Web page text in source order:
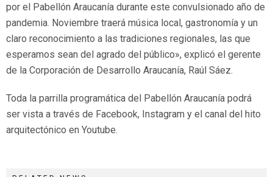
por el Pabellón Araucanía durante este convulsionado año de
pandemia. Noviembre traerá música local, gastronomía y un
claro reconocimiento a las tradiciones regionales, las que
esperamos sean del agrado del público», explicó el gerente
de la Corporación de Desarrollo Araucanía, Raúl Sáez.
Toda la parrilla programática del Pabellón Araucanía podrá
ser vista a través de Facebook, Instagram y el canal del hito
arquitectónico en Youtube.